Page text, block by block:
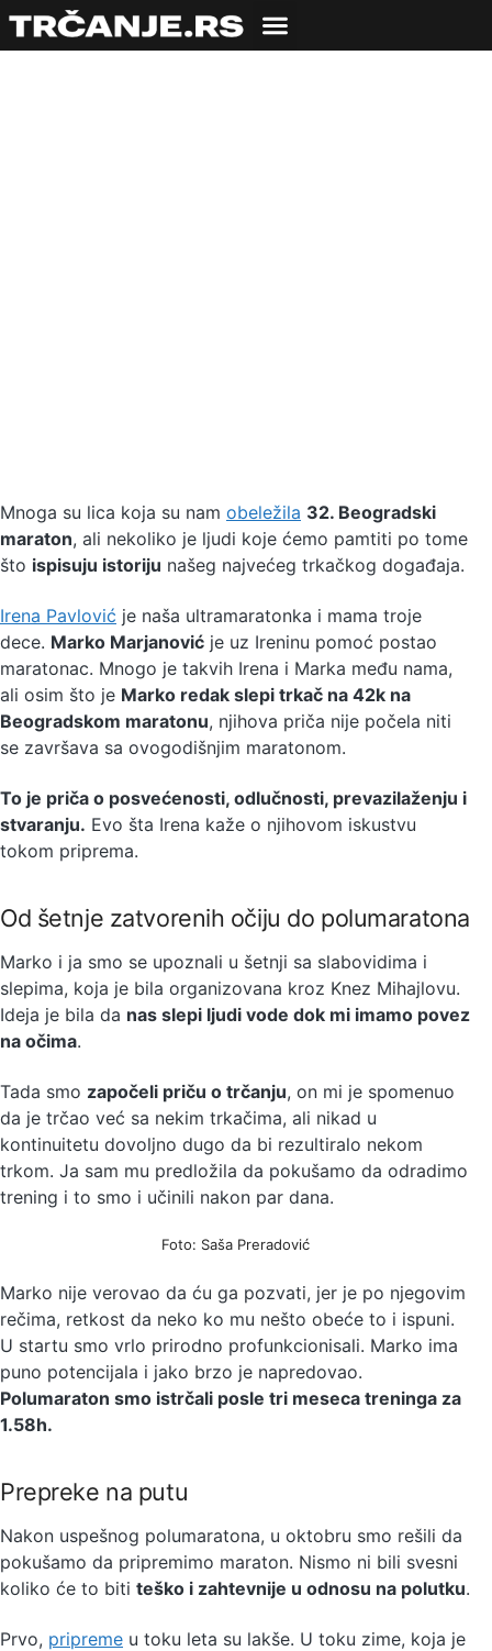
Mnoga su lica koja su nam obeležila 32. Beogradski
maraton, ali nekoliko je ljudi koje ćemo pamtiti po tome
što ispisuju istoriju našeg najvećeg trkačkog događaja.
Irena Pavlović je naša ultramaratonka i mama troje
dece. Marko Marjanović je uz Ireninu pomoć postao
maratonac. Mnogo je takvih Irena i Marka među nama,
ali osim što je Marko redak slepi trkač na 42k na
Beogradskom maratonu, njihova priča nije počela niti
se završava sa ovogodišnjim maratonom.
To je priča o posvećenosti, odlučnosti, prevazilaženju i
stvaranju. Evo šta Irena kaže o njihovom iskustvu
tokom priprema.
Od šetnje zatvorenih očiju do polumaratona
Marko i ja smo se upoznali u šetnji sa slabovidima i
slepima, koja je bila organizovana kroz Knez Mihajlovu.
Ideja je bila da nas slepi ljudi vode dok mi imamo povez
na očima.
Tada smo započeli priču o trčanju, on mi je spomenuo
da je trčao već sa nekim trkačima, ali nikad u
kontinuitetu dovoljno dugo da bi rezultiralo nekom
trkom. Ja sam mu predložila da pokušamo da odradimo
trening i to smo i učinili nakon par dana.
Foto: Saša Preradović
Marko nije verovao da ću ga pozvati, jer je po njegovim
rečima, retkost da neko ko mu nešto obeće to i ispuni.
U startu smo vrlo prirodno profunkcionisali. Marko ima
puno potencijala i jako brzo je napredovao.
Polumaraton smo istrčali posle tri meseca treninga za
1.58h.
Prepreke na putu
Nakon uspešnog polumaratona, u oktobru smo rešili da
pokušamo da pripremimo maraton. Nismo ni bili svesni
koliko će to biti teško i zahtevnije u odnosu na polutku.
Prvo, pripreme u toku leta su lakše. U toku zime, koja je